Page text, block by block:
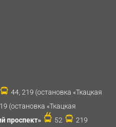
44, 219 (остановка «Ткацкая
(остановка «Ткацкая
проспект» 52 219